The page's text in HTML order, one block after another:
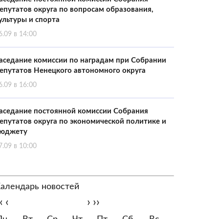
округа по вопросам образования,
и спорта
в 14:00
комиссии по наградам при Собрании
Ненецкого автономного округа
в 16:00
постоянной комиссии Собрания
округа по экономической политике и
в 10:00
новостей
‹ › ››